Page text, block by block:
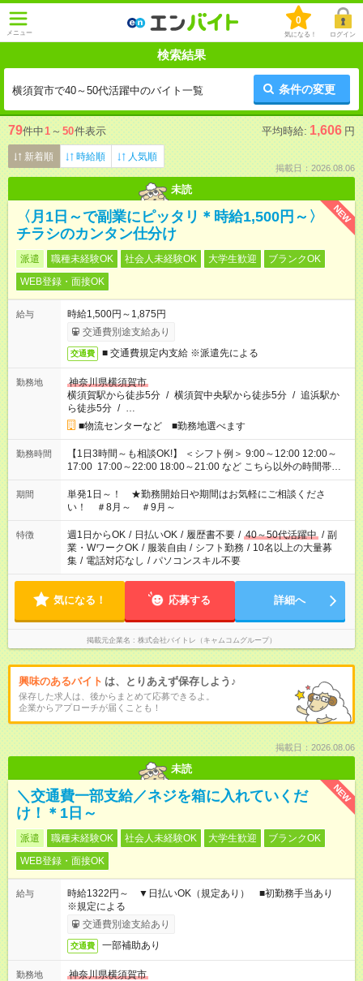
メニュー
0
気になる！ ログイン
検索結果
横須賀市で40～50代活躍中のバイト一覧 条件の変更
79件中1 ～ 50件表示 平均時給: 1,606 円
新着順 時給順 人気順
掲載日：2026.08.06
未読
NEW
〈月1日～で副業にピッタリ＊時給1,500円～〉
チラシのカンタン仕分け
派遣 職種未経験OK 社会人未経験OK 大学生歓迎
ブランクOK
WEB登録・面接OK
給与
時給1,500円～1,875円
交通費別途支給あり
交通費 ■ 交通費規定内支給 ※派遣先による
勤務地
神奈川県横須賀市
横須賀駅から徒歩5分 / 横須賀中央駅から徒歩5分 / 追浜駅か
ら徒歩5分 / …
■物流センターなど ■勤務地選べます
勤務時間
【1日3時間～も相談OK!】 ＜シフト例＞ 9:00～12:00 12:00～
17:00 17:00～22:00 18:00～21:00 など こちら以外の時間帯も
お気軽にご相談ください！
期間
単発1日～！ ★勤務開始日や期間はお気軽にご相談くださ
い！ ＃8月～ ＃9月～
特徴 週1日からOK / 日払いOK / 履歴書不要 / 40～50代活躍中 / 副
業・WワークOK / 服装自由 / シフト勤務 / 10名以上の大量募
集 / 電話対応なし / パソコンスキル不要
気になる！ 応募する 詳細へ
掲載元企業名 株式会社バイトレ（キャムコムグループ）
興味のあるバイト は、とりあえず保存しよう♪
保存した求人は、後からまとめて応募できるよ。
企業からアプローチが届くことも！
掲載日：2026.08.06
未読
NEW
＼交通費一部支給／ネジを箱に入れていくだ
け！＊1日～
派遣 職種未経験OK 社会人未経験OK 大学生歓迎
ブランクOK
WEB登録・面接OK
給与
時給1322円～ ▼日払いOK（規定あり） ■初勤務手当あり
※規定による
交通費別途支給あり
交通費 一部補助あり
勤務地
神奈川県横須賀市